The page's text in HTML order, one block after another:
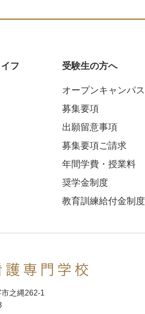
フ 受験生の方へ
オープンキャンパス
募集要項
出願留意事項
募集要項ご請求
年間学費・授業料
奨学金制度
教育訓練給付金制度
之縄262-1